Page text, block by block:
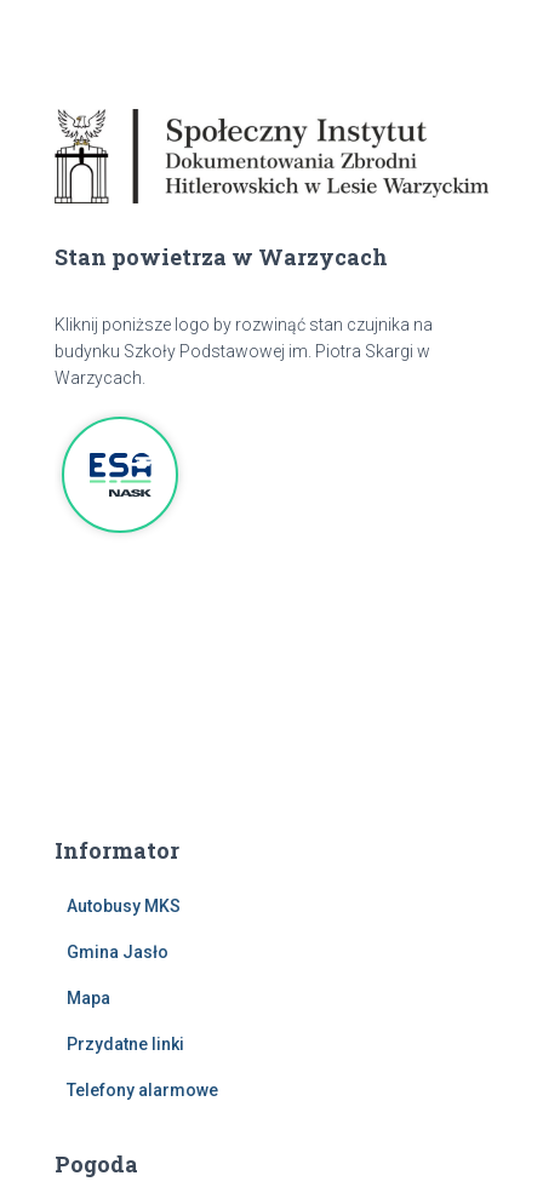
Stan powietrza w Warzycach
Kliknij poniższe logo by rozwinąć stan czujnika na
budynku Szkoły Podstawowej im. Piotra Skargi w
Warzycach.
Informator
Autobusy MKS
Gmina Jasło
Mapa
Przydatne linki
Telefony alarmowe
Pogoda